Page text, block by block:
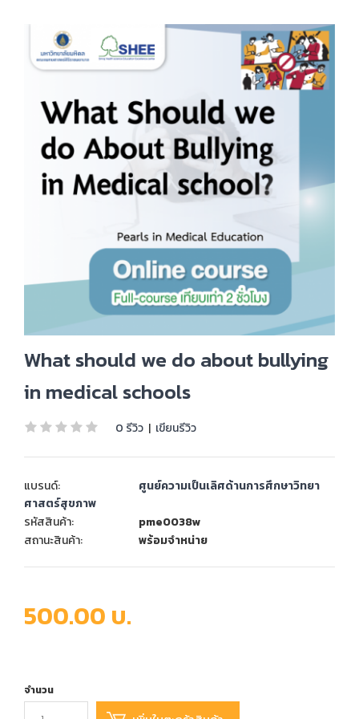
What should we do about bullying
in medical schools
0 รีวิว | เขียนรีวิว
แบรนด์:
ศูนย์ความเป็นเลิศด้านการศึกษาวิทยา
ศาสตร์สุขภาพ
รหัสสินค้า:
pme0038w
สถานะสินค้า:
พร้อมจำหน่าย
500.00 บ.
จำนวน